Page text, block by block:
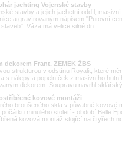
jachting Vojenské stavby
stavby a jejich jachetní oddíl,
a gravírovaným nápisem "Putovní
Váza má velice silné dn ...
dekorem Frant. ZEMEK ŽBS
strukturou v odstínu Royalit, které
s nálepy a popelníček z masivního
dekorem. Soupravu navrhl sklářský
kovové montáži
broušeného skla v půvabné kovové
minulého století - období Belle
kovová montáž stojící na čtyřech